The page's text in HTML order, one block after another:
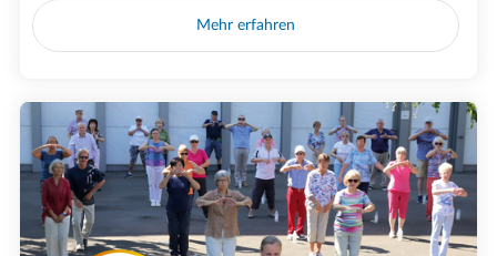
Mehr erfahren